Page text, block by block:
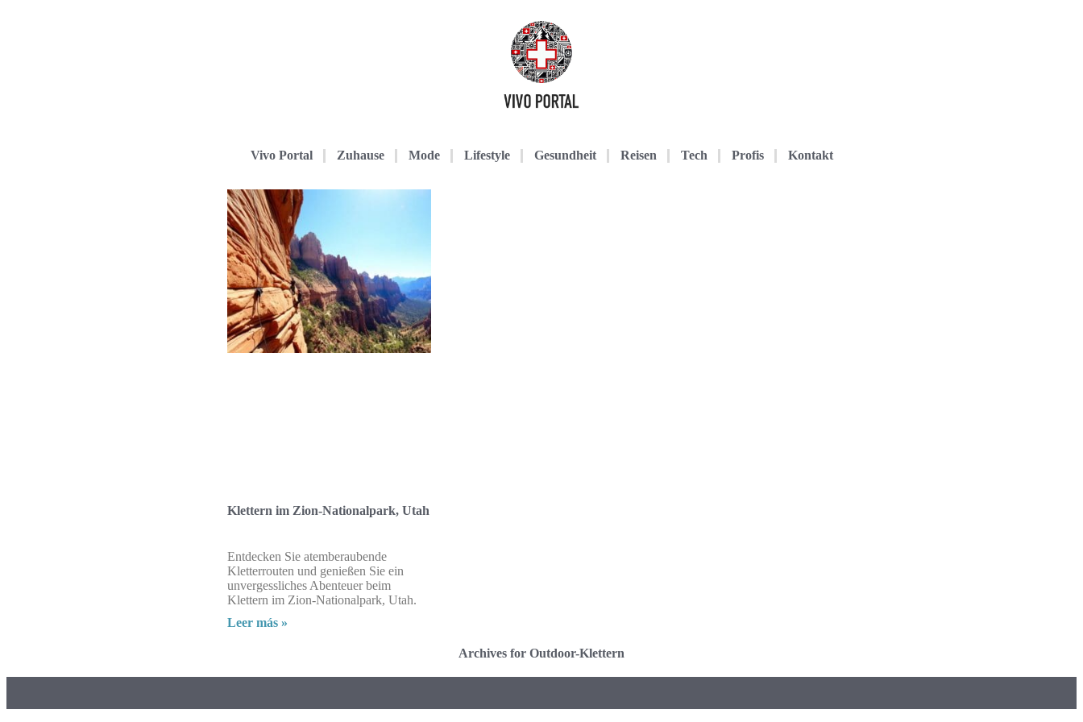
Vivo Portal Zuhause Mode Lifestyle Gesundheit Reisen Tech Profis Kontakt
Klettern im Zion-Nationalpark, Utah
Entdecken Sie atemberaubende
Kletterrouten und genießen Sie ein
unvergessliches Abenteuer beim
Klettern im Zion-Nationalpark, Utah.
Leer más »
Archives for Outdoor-Klettern